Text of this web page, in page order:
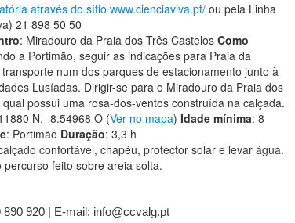
através do sítio www.cienciaviva.pt/ ou pela Linha
21 898 50 50
: Miradouro da Praia dos Três Castelos Como
a Portimão, seguir as indicações para Praia da
num dos parques de estacionamento junto à
Lusíadas. Dirigir-se para o Miradouro da Praia dos
possui uma rosa-dos-ventos construída na calçada.
N, -8.54968 O (Ver no mapa) Idade mínima: 8
: Portimão Duração: 3,3 h
confortável, chapéu, protector solar e levar água.
feito sobre areia solta.
890 920 | E-mail: info@ccvalg.pt